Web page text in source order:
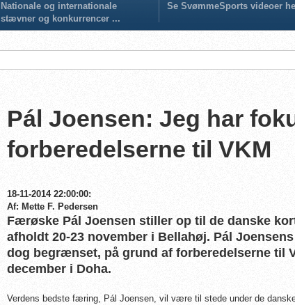
Nationale og internationale
stævner og konkurrencer ...
Se SvømmeSports videoer
Pál Joensen: Jeg har
forberedelserne til VKM
18-11-2014 22:00:00:
Af: Mette F. Pedersen
Færøske Pál Joensen stiller op til de danske
afholdt 20-23 november i Bellahøj. Pál
dog begrænset, på grund af forberedelserne til
december i Doha.
Verdens bedste færing, Pál Joensen, vil være til stede under de